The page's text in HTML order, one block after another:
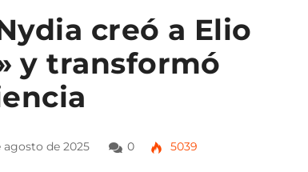
creó a Elio
y transformó
agosto de 2025 0 5039